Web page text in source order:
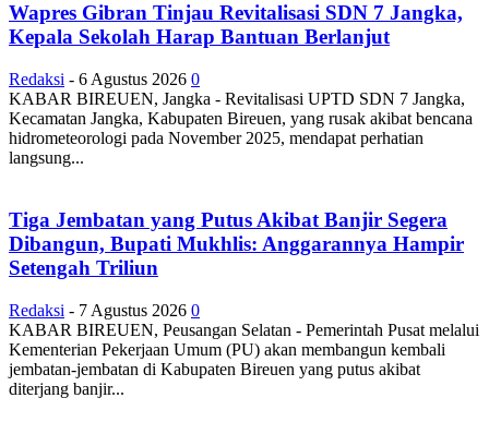
Wapres Gibran Tinjau Revitalisasi SDN 7 Jangka,
Kepala Sekolah Harap Bantuan Berlanjut
Redaksi - 6 Agustus 2026 0
KABAR BIREUEN, Jangka - Revitalisasi UPTD SDN 7 Jangka,
Kecamatan Jangka, Kabupaten Bireuen, yang rusak akibat bencana
hidrometeorologi pada November 2025, mendapat perhatian
langsung...
Tiga Jembatan yang Putus Akibat Banjir Segera
Dibangun, Bupati Mukhlis: Anggarannya Hampir
Setengah Triliun
Redaksi - 7 Agustus 2026 0
KABAR BIREUEN, Peusangan Selatan - Pemerintah Pusat melalui
Kementerian Pekerjaan Umum (PU) akan membangun kembali
jembatan-jembatan di Kabupaten Bireuen yang putus akibat
diterjang banjir...